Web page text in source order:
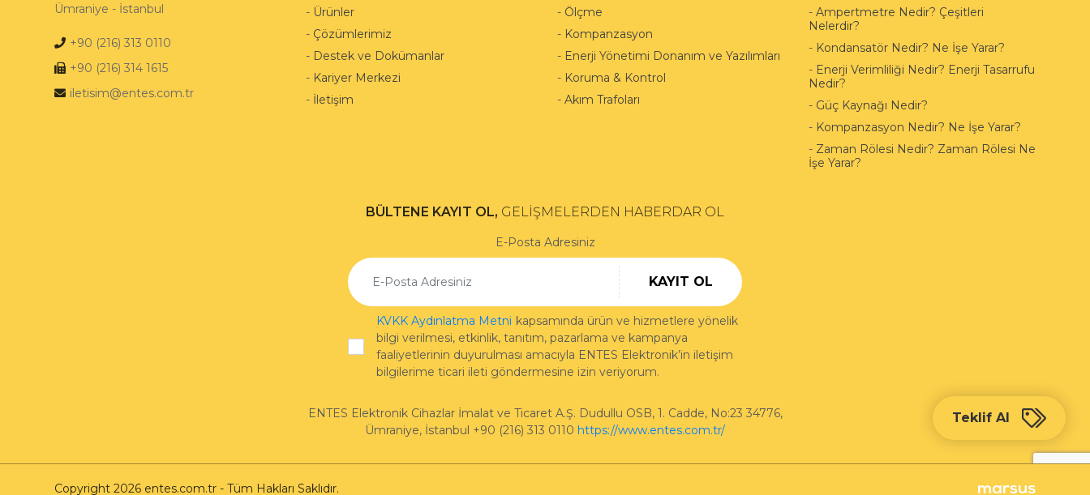
Ümraniye - İstanbul
+90 (216) 313 0110
+90 (216) 314 1615
iletisim@entes.com.tr
- Ürünler
- Çözümlerimiz
- Destek ve Dokümanlar
- Kariyer Merkezi
- İletişim
- Ölçme
- Kompanzasyon
- Enerji Yönetimi Donanım ve Yazılımları
- Koruma & Kontrol
- Akım Trafoları
- Ampertmetre Nedir? Çeşitleri
Nelerdir?
- Kondansatör Nedir? Ne İşe Yarar?
- Enerji Verimliliği Nedir? Enerji Tasarrufu
Nedir?
- Güç Kaynağı Nedir?
- Kompanzasyon Nedir? Ne İşe Yarar?
- Zaman Rölesi Nedir? Zaman Rölesi Ne
İşe Yarar?
BÜLTENE KAYIT OL, GELİŞMELERDEN HABERDAR OL
E-Posta Adresiniz
KAYIT OL
KVKK Aydınlatma Metni kapsamında ürün ve hizmetlere yönelik
bilgi verilmesi, etkinlik, tanıtım, pazarlama ve kampanya
faaliyetlerinin duyurulması amacıyla ENTES Elektronik’in iletişim
bilgilerime ticari ileti göndermesine izin veriyorum.
ENTES Elektronik Cihazlar İmalat ve Ticaret A.Ş. Dudullu OSB, 1. Cadde, No:23 34776,
Ümraniye, İstanbul +90 (216) 313 0110 https://www.entes.com.tr/
Copyright 2026 entes.com.tr - Tüm Hakları Saklıdır.
Teklif Al